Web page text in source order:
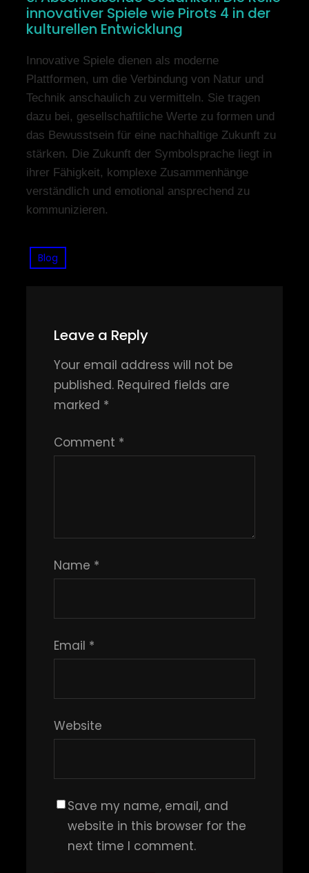
innovativer Spiele wie Pirots 4 in der
kulturellen Entwicklung
Innovative Spiele dienen als moderne
Plattformen, um die Verbindung von Natur und
Technik anschaulich zu vermitteln. Sie tragen
dazu bei, gesellschaftliche Werte zu formen und
das Bewusstsein für eine nachhaltige Zukunft zu
stärken. Die Zukunft der Symbolsprache liegt in
ihrer Fähigkeit, komplexe Zusammenhänge
verständlich und emotional ansprechend zu
kommunizieren.
Blog
Leave a Reply
Your email address will not be
published. Required fields are
marked *
Comment *
Name *
Email *
Website
Save my name, email, and
website in this browser for the
next time I comment.